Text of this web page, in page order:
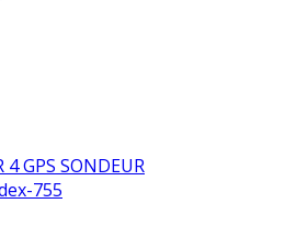
4 GPS SONDEUR